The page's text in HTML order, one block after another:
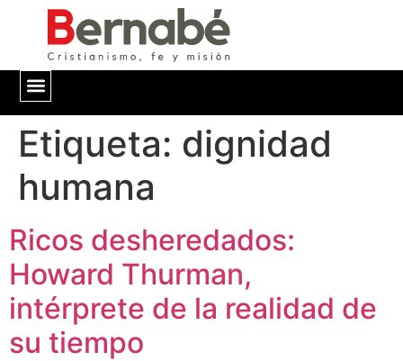
Etiqueta: dignidad
humana
Ricos desheredados:
Howard Thurman,
intérprete de la realidad de
su tiempo